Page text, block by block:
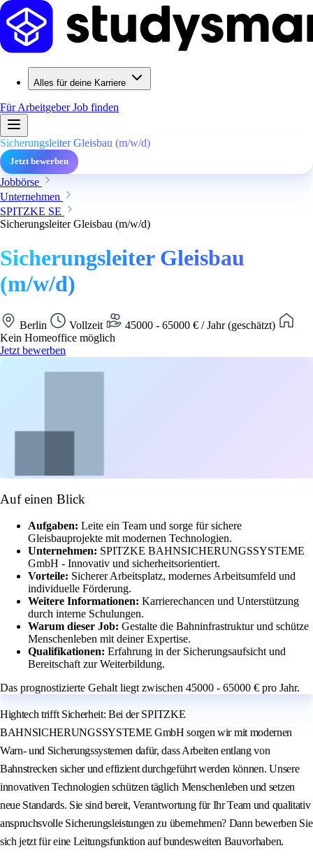
Alles für deine Karriere
Für ArbeitgeberJob finden
Sicherungsleiter Gleisbau (m/w/d)
Jetzt bewerben
Jobbörse
Unternehmen
SPITZKE SE
Sicherungsleiter Gleisbau (m/w/d)
Sicherungsleiter Gleisbau
(m/w/d)
Berlin Vollzeit
45000 - 65000 € / Jahr (geschätzt)
Kein Homeoffice möglich
Jetzt bewerben
Auf einen Blick
Aufgaben: Leite ein Team und sorge für sichere
Gleisbauprojekte mit modernen Technologien.
Unternehmen: SPITZKE BAHNSICHERUNGSSYSTEME
GmbH - Innovativ und sicherheitsorientiert.
Vorteile: Sicherer Arbeitsplatz, modernes Arbeitsumfeld und
individuelle Förderung.
Weitere Informationen: Karrierechancen und Unterstützung
durch interne Schulungen.
Warum dieser Job: Gestalte die Bahninfrastruktur und schütze
Menschenleben mit deiner Expertise.
Qualifikationen: Erfahrung in der Sicherungsaufsicht und
Bereitschaft zur Weiterbildung.
Das prognostizierte Gehalt liegt zwischen 45000 - 65000 € pro Jahr.
Hightech trifft Sicherheit: Bei der SPITZKE
BAHNSICHERUNGSSYSTEME GmbH sorgen wir mit modernen
Warn- und Sicherungssystemen dafür, dass Arbeiten entlang von
Bahnstrecken sicher und effizient durchgeführt werden können. Unsere
innovativen Technologien schützen täglich Menschenleben und setzen
neue Standards. Sie sind bereit, Verantwortung für Ihr Team und qualitativ
anspruchsvolle Sicherungsleistungen zu übernehmen? Dann bewerben Sie
sich jetzt für eine Leitungsfunktion auf bundesweiten Bauvorhaben.